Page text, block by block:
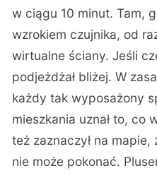
w ciągu 10 minut. Tam,
wzrokiem czujnika, od
wirtualne ściany. Jeśli
podjeżdżał bliżej. W
każdy tak wyposażony
mieszkania uznał to, co
też zaznaczył na
nie może pokonać.